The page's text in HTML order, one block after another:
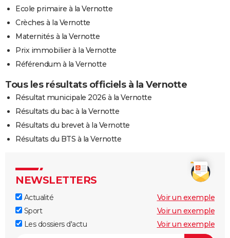
Ecole primaire à la Vernotte
Crèches à la Vernotte
Maternités à la Vernotte
Prix immobilier à la Vernotte
Référendum à la Vernotte
Tous les résultats officiels à la Vernotte
Résultat municipale 2026 à la Vernotte
Résultats du bac à la Vernotte
Résultats du brevet à la Vernotte
Résultats du BTS à la Vernotte
NEWSLETTERS
Actualité
Voir un exemple
Sport
Voir un exemple
Les dossiers d'actu
Voir un exemple